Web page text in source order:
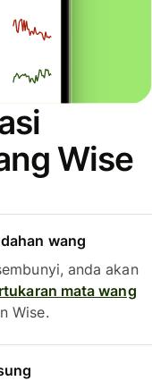
Wise
wang
anda akan
mata wang
Wise.